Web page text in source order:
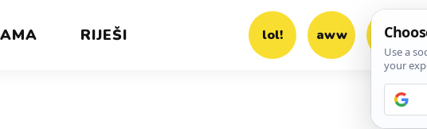
RIJEŠI lol! aww vrh!